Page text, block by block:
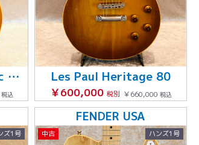
Custom Shop Historic Collection 1958 Les Paul Reissue
税込
Les Paul Heritage 80
￥600,000 税別 ￥660,000 税込
ズ1号
FENDER USA
中古 ハンズ1号